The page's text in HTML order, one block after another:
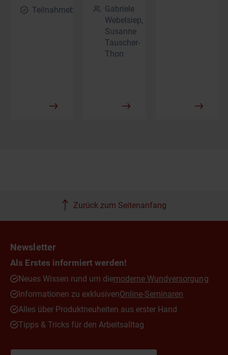
Teilnahmebescheinigung
Gabriele
Webelsiep,
Susanne
Tauscher-
Thon
Zurück zum Seitenanfang
Newsletter
Als Erstes informiert werden!
Neues Wissen rund um diemoderne Wundversorgung
Informationen zu exklusivenOnline-Seminaren
Alles über Produktneuheiten aus erster Hand
Tipps & Tricks für den Arbeitsalltag